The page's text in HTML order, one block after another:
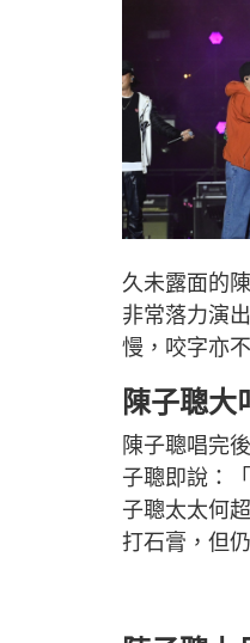
久未露面的
非常落力演
慢，咬字亦
陳子聰大
陳子聰唱完
子聰即說：
子聰太太何
打石膏，但